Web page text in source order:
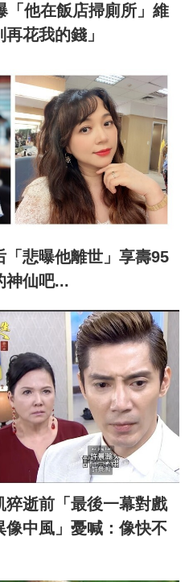
「他在飯店掃廁所」維
花我的錢」
悲曝他離世」享壽95
仙吧...
逝前「最後一幕對戲
中風」憂喊：像快不